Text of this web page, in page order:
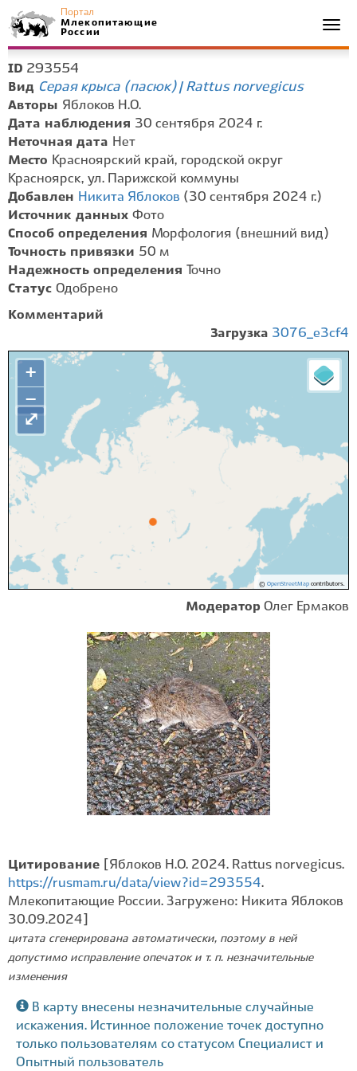
Портал
Млекопитающие
России
ID 293554
Вид Серая крыса (пасюк) | Rattus norvegicus
Авторы Яблоков Н.О.
Дата наблюдения 30 сентября 2024 г.
Неточная дата Нет
Место Красноярский край, городской округ
Красноярск, ул. Парижской коммуны
Добавлен Никита Яблоков (30 сентября 2024 г.)
Источник данных Фото
Способ определения Морфология (внешний вид)
Точность привязки 50 м
Надежность определения
Точно
Статус Одобрено
Комментарий
Загрузка 3076_e3cf4
+
−
© OpenStreetMapcontributors.
⤢
Модератор Олег Ермаков
Цитирование
[Яблоков Н.О. 2024. Rattus norvegicus.
https://rusmam.ru/data/view?id=293554.
Млекопитающие России. Загружено: Никита Яблоков
30.09.2024]
цитата сгенерирована автоматически, поэтому в ней
допустимо исправление опечаток и т. п. незначительные
изменения
В карту внесены незначительные случайные
искажения. Истинное положение точек доступно
только пользователям со статусом Специалист и
Опытный пользователь